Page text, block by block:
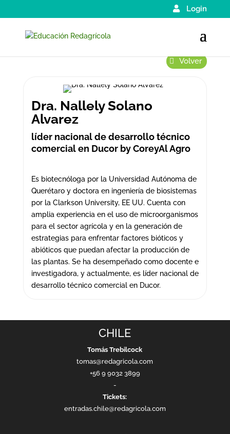
Login
Volver
Dra. Nallely Solano
Alvarez
líder nacional de desarrollo técnico
comercial en Ducor by CoreyAl Agro
Es biotecnóloga por la Universidad Autónoma de
Querétaro y doctora en ingeniería de biosistemas
por la Clarkson University, EE UU. Cuenta con
amplia experiencia en el uso de microorganismos
para el sector agrícola y en la generación de
estrategias para enfrentar factores bióticos y
abióticos que puedan afectar la producción de
las plantas. Se ha desempeñado como docente e
investigadora, y actualmente, es líder nacional de
desarrollo técnico comercial en Ducor.
CHILE
Tomás Trebilcock
tomas@redagricola.com
+56 9 9032 3899
-
Tickets:
entradas.chile@redagricola.com